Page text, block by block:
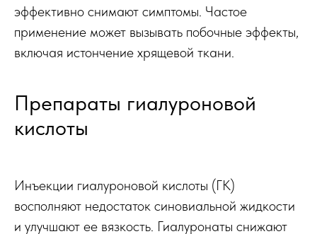
эффективно снимают симптомы. Частое
применение может вызывать побочные эффекты,
включая истончение хрящевой ткани.
Препараты гиалуроновой
кислоты
Инъекции гиалуроновой кислоты (ГК)
восполняют недостаток синовиальной жидкости
и улучшают ее вязкость. Гиалуронаты снижают